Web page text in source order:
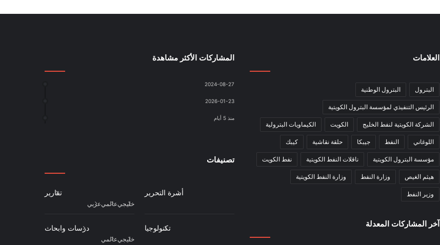
المشاركات الأكثر مشاهدة
2024-08-27
2026-01-23
منذ 5 أيام
تصنيفات
أسرة التحرير تقارير
خليجيعالميعربي
تكنولوجيا درسات وابحاث
خليجيعالمي
العلامات
البترول البترول الوطنية
الرئيس التنفيذي لمؤسسة البترول الكويتية
الشركة الكويتية لنفط الخليج الكويت الكيماويات البترولية
اللوغاني النفط جيبكا حلقة نقاشية كيبك
مؤسسة البترول الكويتية ناقلات النفط الكويتية نفط الكويت
هيثم الغيص وزارة النفط وزارة النفط الكويتية
وزير النفط
آخر المشاركات المعدلة